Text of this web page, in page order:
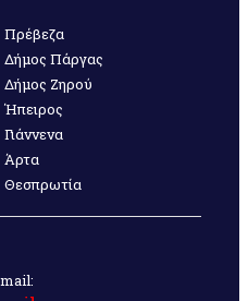
Πρέβεζα
Δήμος Πάργας
Δήμος Ζηρού
Ήπειρος
Γιάννενα
Άρτα
Θεσπρωτία